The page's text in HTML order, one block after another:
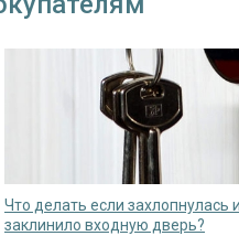
Что делать если захлопнулась
заклинило входную дверь?